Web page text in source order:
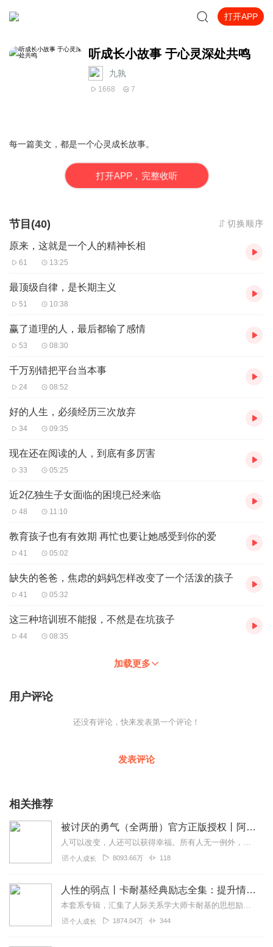
打开APP
听成长小故事 于心灵深处共鸣
九孰
1668 7
每一篇美文，都是一个心灵成长故事。
打开APP，完整收听
节目(40) 切换顺序
原来，这就是一个人的精神长相
61 13:25
最顶级自律，是长期主义
51 10:38
赢了道理的人，最后都输了感情
53 08:30
千万别错把平台当本事
24 08:52
好的人生，必须经历三次放弃
34 09:35
现在还在阅读的人，到底有多厉害
33 05:25
近2亿独生子女面临的困境已经来临
48 11:10
教育孩子也有有效期 再忙也要让她感受到你的爱
41 05:02
缺失的爸爸，焦虑的妈妈怎样改变了一个活泼的孩子
41 05:32
这三种培训班不能报，不然是在坑孩子
44 08:35
加载更多
用户评论
还没有评论，快来发表第一个评论！
发表评论
相关推荐
被讨厌的勇气（全两册）官方正版授权丨阿德勒心理学畅销经典｜幸福的勇气
人可以改变，人还可以获得幸福。所有人无一例外，都能如此。——阿德勒心理学一名深陷自卑、无能与不幸福的青年，听到了一名哲人主张的“世界无比单纯，人人都能幸福”便来...
个人成长 8093.66万 118
人性的弱点丨卡耐基经典励志全集：提升情商和沟通技巧
本套系专辑，汇集了人际关系学大师卡耐基的思想励志精华，收录《人性的弱点》《人性的优点》《语言的突破》《美好的人生》《快乐的人生》等所有经典！是卡耐基的经典合辑，...
个人成长 1874.04万 344